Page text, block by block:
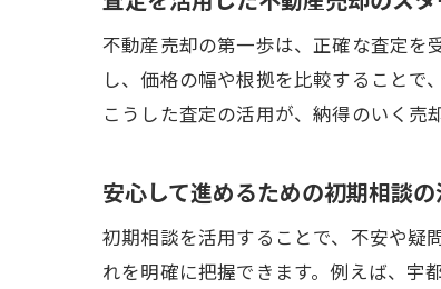
不動産売却の第一歩は、正確な査定を
し、価格の幅や根拠を比較することで
こうした査定の活用が、納得のいく売
安心して進めるための初期相談
初期相談を活用することで、不安や疑
れを明確に把握できます。例えば、宇